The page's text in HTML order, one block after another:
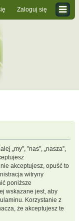
Zaloguj się
„my”, ”nas”, „nasza”,
akceptujesz, opuść to
witryny
poniższe
wskazane jest, aby
Korzystanie z
że akceptujesz te